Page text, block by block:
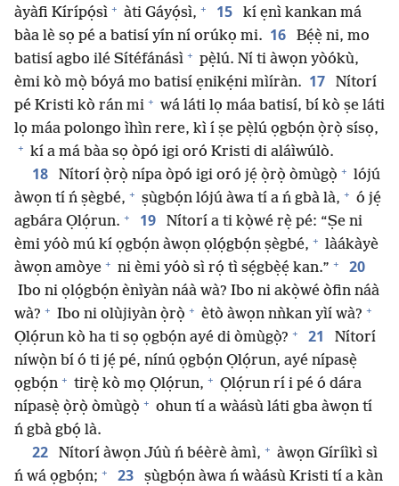
àyàfi Kírípọ́sì + àti Gáyọ́sì, + 15
kí ẹnì kankan má
bàa lè sọ pé a batisí yín ní orúkọ mi. 16
Bẹ́ẹ̀ ni, mo
batisí agbo ilé Sítéfánásì + pẹ̀lú. Ní ti àwọn yòókù,
èmi kò mọ̀ bóyá mo batisí ẹnikẹ́ni mìíràn. 17
Nítorí
pé Kristi kò rán mi + wá láti lọ máa batisí, bí kò ṣe láti
lọ máa polongo ìhìn rere, kì í ṣe pẹ̀lú ọgbọ́n ọ̀rọ̀ sísọ,
+ kí a má bàa sọ òpó igi oró Kristi di aláìwúlò.
18 Nítorí ọ̀rọ̀ nípa òpó igi oró jẹ́ ọ̀rọ̀ òmùgọ̀ + lójú
àwọn tí ń ṣègbé, + ṣùgbọ́n lójú àwa tí a ń gbà là, + ó jẹ́
agbára Ọlọ́run. + 19
Nítorí a ti kọ̀wé rẹ̀ pé: “Ṣe ni
èmi yóò mú kí ọgbọ́n àwọn ọlọ́gbọ́n ṣègbé, + làákàyè
àwọn amòye + ni èmi yóò sì rọ́ tì sẹ́gbẹ̀ẹ́ kan.” + 20
Ibo ni ọlọ́gbọ́n ènìyàn náà wà? Ibo ni akọ̀wé òfin náà
wà? + Ibo ni olùjiyàn ọ̀rọ̀ + ètò àwọn nǹkan yìí wà? +
Ọlọ́run kò ha ti sọ ọgbọ́n ayé di òmùgọ̀? + 21
Nítorí
níwọ̀n bí ó ti jẹ́ pé, nínú ọgbọ́n Ọlọ́run, ayé nípasẹ̀
ọgbọ́n + tirẹ̀ kò mọ Ọlọ́run, + Ọlọ́run rí i pé ó dára
nípasẹ̀ ọ̀rọ̀ òmùgọ̀ + ohun tí a wàásù láti gba àwọn tí
ń gbà gbọ́ là.
22 Nítorí àwọn Júù ń béèrè àmì, + àwọn Gíríìkì sì
ń wá ọgbọ́n; + 23
ṣùgbọ́n àwa ń wàásù Kristi tí a kàn